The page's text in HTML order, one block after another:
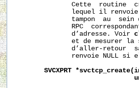
Cette  routine
lequel il
tampon  au  sein
RPC
              d’adresse. Voir
et de mesurer la
d’aller-retour
renvoie NULL si
SVCXPRT